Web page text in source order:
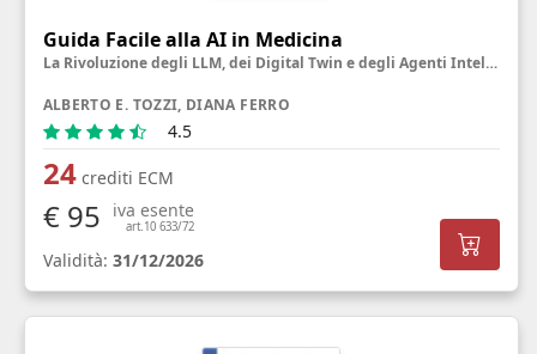
Guida Facile alla AI in Medicina
La Rivoluzione degli LLM, dei Digital Twin e degli Agenti Intelligenti
ALBERTO E. TOZZI, DIANA FERRO
4.5
24crediti ECM
€ 95 iva esente
art.10 633/72
Validità: 31/12/2026